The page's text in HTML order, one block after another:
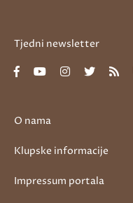
O nama
Klupske informacije
Impressum portala
Tjedni newsletter